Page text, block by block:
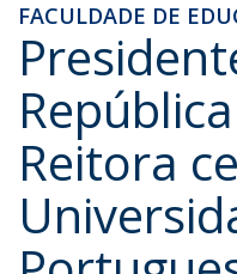
FACULDADE DE
Reitora